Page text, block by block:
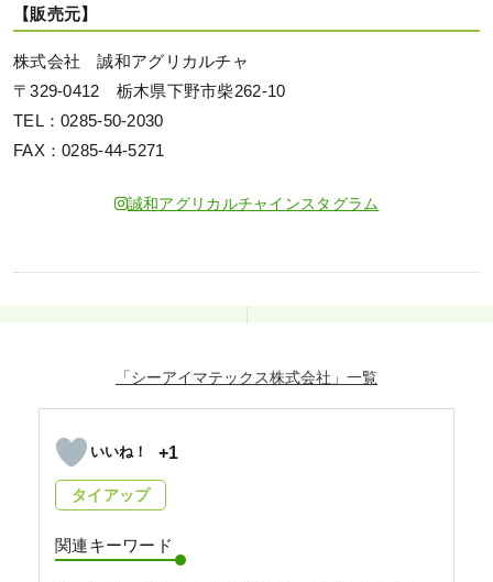
【販売元】
株式会社 誠和アグリカルチャ
〒329-0412 栃木県下野市柴262-10
TEL：0285-50-2030
FAX：0285-44-5271
誠和アグリカルチャインスタグラム
「シーアイマテックス株式会社」
+1
タイアップ
関連キーワード